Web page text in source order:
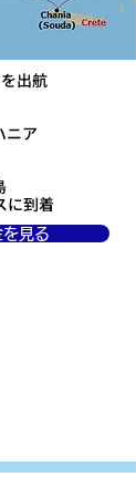
出航
ニア
に到着
見る